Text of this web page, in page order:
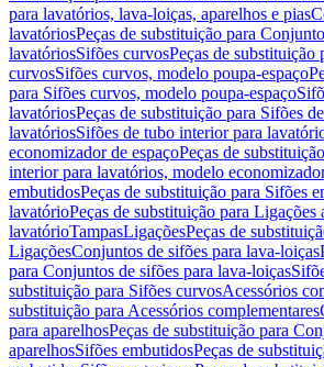
para lavatórios, lava-loiças, aparelhos e pias
lavatóriosPeças de substituição para
lavatóriosSifões curvosPeças de substituição
curvosSifões curvos, modelo poupa-espaço
para Sifões curvos, modelo poupa-espaço
lavatóriosPeças de substituição para Sifões
lavatóriosSifões de tubo interior para
economizador de espaçoPeças de
interior para lavatórios, modelo
embutidosPeças de substituição para Sifões
lavatórioPeças de substituição para Ligações
lavatórioTampasLigaçõesPeças de
LigaçõesConjuntos de sifões para lava-loiças
para Conjuntos de sifões para lava-loiças
substituição para Sifões curvosAcessórios
substituição para Acessórios complementares
para aparelhosPeças de substituição para
aparelhosSifões embutidosPeças de